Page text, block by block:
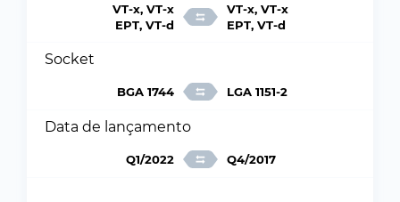
VT-x, VT-x
EPT, VT-d
VT-x, VT-x
EPT, VT-d
Socket
BGA 1744 LGA 1151-2
Data de lançamento
Q1/2022 Q4/2017